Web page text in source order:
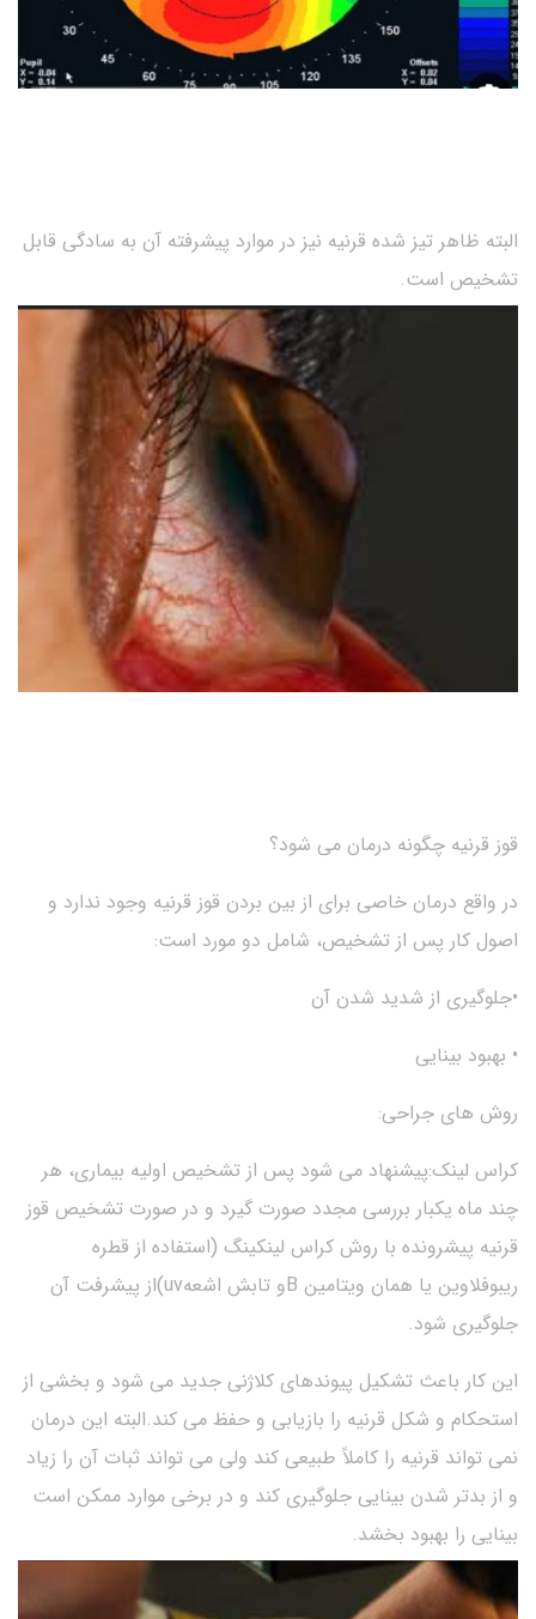
البته ظاهر تیز شده قرنیه نیز در موارد پیشرفته آن به سادگی قابل
تشخیص است.
قوز قرنیه چگونه درمان می شود؟
در واقع درمان خاصی برای از بین بردن قوز قرنیه وجود ندارد و
اصول کار پس از تشخیص، شامل دو مورد است:
•جلوگیری از شدید شدن آن
• بهبود بینایی
روش های جراحی:
کراس لینک:پیشنهاد می شود پس از تشخیص اولیه بیماری، هر
چند ماه یکبار بررسی مجدد صورت گیرد و در صورت تشخیص قوز
قرنیه پیشرونده با روش کراس لینکینگ (استفاده از قطره
ریبوفلاوین یا همان ویتامین Bو تابش اشعهuv)از پیشرفت آن
جلوگیری شود.
این کار باعث تشکیل پیوندهای کلاژنی جدید می شود و بخشی از
استحکام و شکل قرنیه را بازیابی و حفظ می کند.البته این درمان
نمی تواند قرنیه را کاملاً طبیعی کند ولی می تواند ثبات آن را زیاد
و از بدتر شدن بینایی جلوگیری کند و در برخی موارد ممکن است
بینایی را بهبود بخشد.